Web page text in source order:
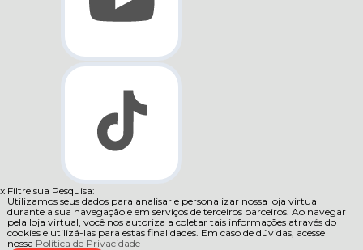
x Filtre sua Pesquisa:
Utilizamos seus dados para analisar e personalizar nossa loja virtual
durante a sua navegação e em serviços de terceiros parceiros. Ao navegar
pela loja virtual, você nos autoriza a coletar tais informações através do
cookies e utilizá-las para estas finalidades. Em caso de dúvidas, acesse
nossa Política de Privacidade